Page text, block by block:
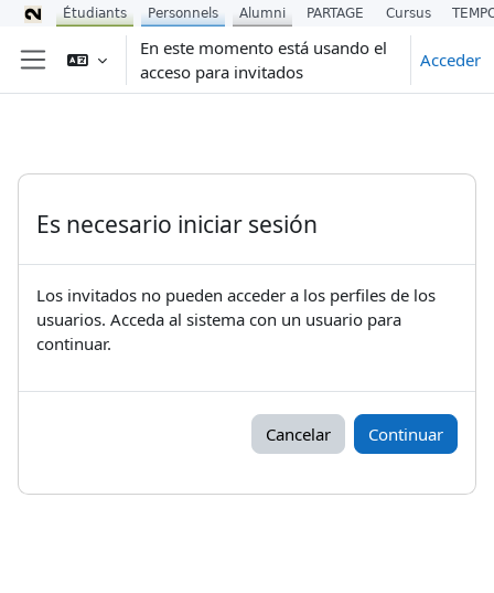
Salta al contenido principal
Panel lateral
En este momento está usando el
acceso para invitados
Acceder
Es necesario iniciar sesión
Los invitados no pueden acceder a los perfiles de los
usuarios. Acceda al sistema con un usuario para
continuar.
Cancelar Continuar
Étudiants Personnels Alumni PARTAGE Cursus